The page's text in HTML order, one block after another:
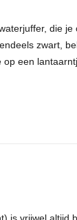
die je
zwart,
een
is vrijwel altijd